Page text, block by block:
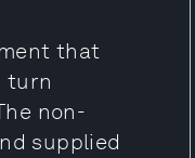
that
turn
non-
supplied